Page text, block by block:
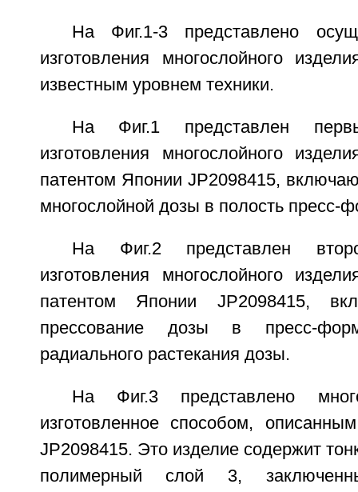
На Фиг.1-3 представлено
изготовления многослойного
известным уровнем техники.
На Фиг.1 представлен
изготовления многослойного
патентом Японии JP2098415,
многослойной дозы в полость пресс-
На Фиг.2 представлен
изготовления многослойного
патентом Японии JP2098415,
прессование дозы в пресс-
радиального растекания дозы.
На Фиг.3 представлено
изготовленное способом,
JP2098415. Это изделие содержит
полимерный слой 3,